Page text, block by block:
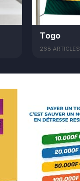
Togo
268 ARTICLES